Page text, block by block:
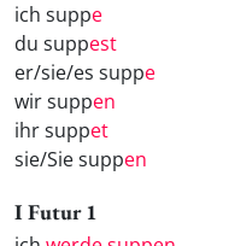
ich suppe
du suppest
er/sie/es suppe
wir suppen
ihr suppet
sie/Sie suppen
I Futur 1